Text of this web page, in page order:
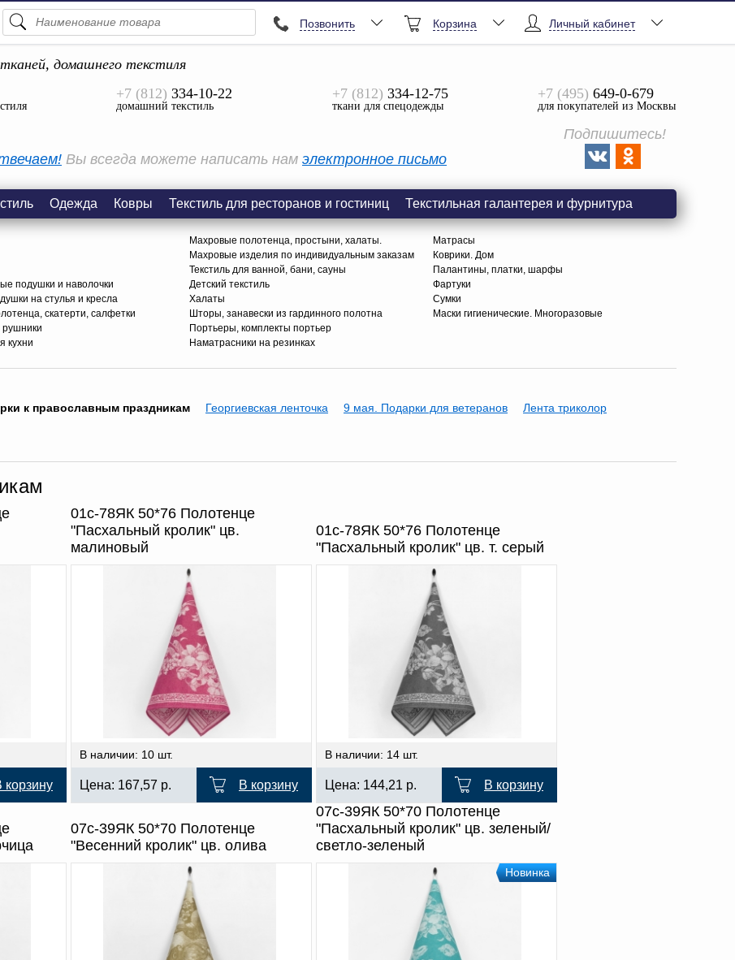
Просмотреть Все
Личный кабинет
Корзина
Позвонить
домашнего текстиля
+7 (812) 334-10-22
домашний текстиль
+7 (812) 334-12-75
ткани для спецодежды
+7 (495) 649-0-679
для покупателей из Москвы
Вы всегда можете написать нам электронное письмо
Подпишитесь!
Одежда Ковры Текстиль для ресторанов и гостиниц Текстильная галантерея и фурнитура
подушки и наволочки
на стулья и кресла
скатерти, салфетки
рушники
кухни
Махровые полотенца, простыни, халаты.
Махровые изделия по индивидуальным заказам
Текстиль для ванной, бани, сауны
Детский текстиль
Халаты
Шторы, занавески из гардинного полотна
Портьеры, комплекты портьер
Наматрасники на резинках
Матрасы
Коврики. Дом
Палантины, платки, шарфы
Фартуки
Сумки
Маски гигиенические. Многоразовые
к православным праздникам Георгиевская ленточка 9 мая. Подарки для ветеранов
Лента триколор
корзину
01с-78ЯК 50*76 Полотенце
"Пасхальный кролик" цв.
малиновый
В наличии: 10 шт.
Цена: 167,57 р. В корзину
01с-78ЯК 50*76 Полотенце
"Пасхальный кролик" цв. т. серый
В наличии: 14 шт.
Цена: 144,21 р. В корзину
07с-39ЯК 50*70 Полотенце
"Весенний кролик" цв. олива
07с-39ЯК 50*70 Полотенце
"Пасхальный кролик" цв. зеленый/
светло-зеленый
Новинка